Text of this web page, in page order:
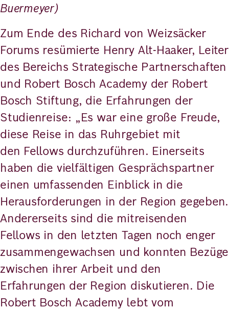
Buermeyer)
Zum Ende des Richard von Weizsäcker
Forums resümierte Henry Alt-Haaker, Leiter
des Bereichs Strategische Partnerschaften
und Robert Bosch Academy der Robert
Bosch Stiftung, die Erfahrungen der
Studienreise: „Es war eine große Freude,
diese Reise in das Ruhrgebiet mit
den Fellows durchzuführen. Einerseits
haben die vielfältigen Gesprächspartner
einen umfassenden Einblick in die
Herausforderungen in der Region gegeben.
Andererseits sind die mitreisenden
Fellows in den letzten Tagen noch enger
zusammengewachsen und konnten Bezüge
zwischen ihrer Arbeit und den
Erfahrungen der Region diskutieren. Die
Robert Bosch Academy lebt vom